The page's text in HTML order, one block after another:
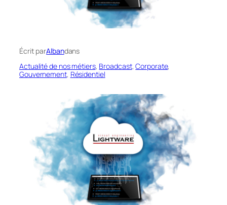
Écrit parAlbandans
Actualité de nos métiers, Broadcast, Corporate
Gouvernement, Résidentiel